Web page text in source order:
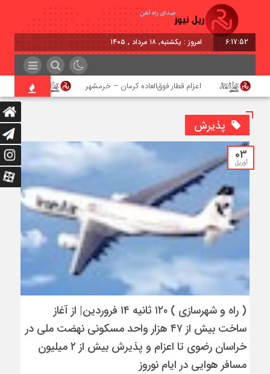
6:17:52 امروز : یکشنبه, ۱۸ مرداد , ۱۴۰۵
اعزام قطار فوق‌العاده کرمان – خرمشهر اجرای
پذیرش
03
آوریل
( راه و شهرسازی ) ۱۲۰ ثانیه ۱۴ فروردین‌| از آغاز
ساخت بیش از ۴۷ هزار واحد مسکونی نهضت ملی در
خراسان رضوی تا اعزام و پذیرش بیش از ۲ میلیون
مسافر هوایی در ایام نوروز